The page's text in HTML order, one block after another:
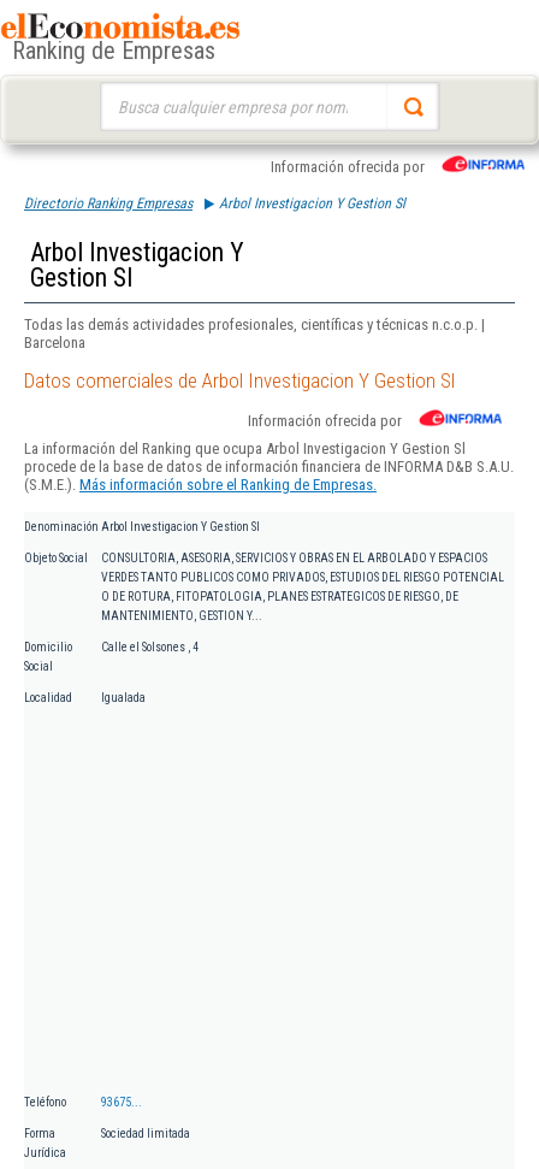
Ranking de Empresas
Información ofrecida por
Directorio Ranking Empresas Arbol Investigacion Y Gestion Sl
Arbol Investigacion Y
Gestion Sl
Todas las demás actividades profesionales, científicas y técnicas n.c.o.p. |
Barcelona
Datos comerciales de Arbol Investigacion Y Gestion Sl
Información ofrecida por
La información del Ranking que ocupa Arbol Investigacion Y Gestion Sl
procede de la base de datos de información financiera de INFORMA D&B S.A.U.
(S.M.E.). Más información sobre el Ranking de Empresas.
Denominación Arbol Investigacion Y Gestion Sl
Objeto Social
CONSULTORIA, ASESORIA, SERVICIOS Y OBRAS EN EL ARBOLADO Y ESPACIOS
VERDES TANTO PUBLICOS COMO PRIVADOS, ESTUDIOS DEL RIESGO POTENCIAL
O DE ROTURA, FITOPATOLOGIA, PLANES ESTRATEGICOS DE RIESGO, DE
MANTENIMIENTO, GESTION Y...
Domicilio
Social
Calle el Solsones , 4
Localidad Igualada
Teléfono 93675...
Forma
Jurídica
Sociedad limitada